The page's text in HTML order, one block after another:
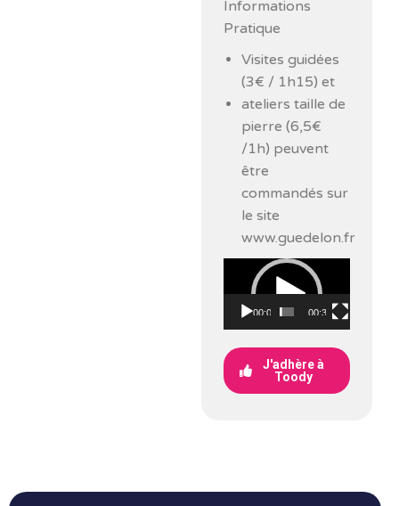
Informations
Pratique
Visites guidées
(3€ / 1h15) et
ateliers taille de
pierre (6,5€
/1h) peuvent
être
commandés sur
le site
www.guedelon.fr
Lecteur
vidéo
00:00 00:30
J'adhère à
Toody